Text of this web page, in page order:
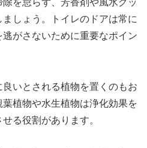
を怠らず、芳香剤や風水グッ
しょう。トイレのドアは常に
がさないために重要なポイン
いとされる植物を置くのもお
植物や水生植物は浄化効果を
る役割があります。